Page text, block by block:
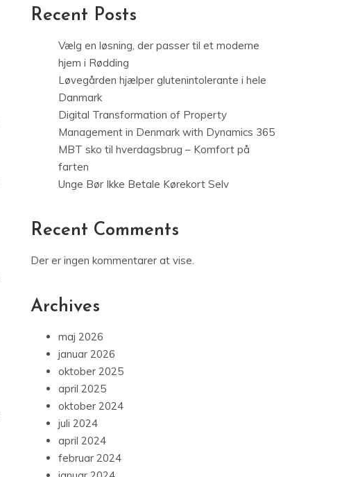
Recent Posts
Vælg en løsning, der passer til et moderne
hjem i Rødding
Løvegården hjælper glutenintolerante i hele
Danmark
Digital Transformation of Property
Management in Denmark with Dynamics 365
MBT sko til hverdagsbrug – Komfort på
farten
Unge Bør Ikke Betale Kørekort Selv
Recent Comments
Der er ingen kommentarer at vise.
Archives
maj 2026
januar 2026
oktober 2025
april 2025
oktober 2024
juli 2024
april 2024
februar 2024